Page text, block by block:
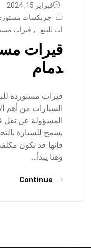
فبراير 15, 2024
جربكسات
ات للبيع
, قيرات
قيرات
دمام
قيرات مستوردة
السيارات من أهم
المسؤولة عن نقل
يسمح للسيارة
فإنها قد تكون
وهنا يبدأ…
Continue